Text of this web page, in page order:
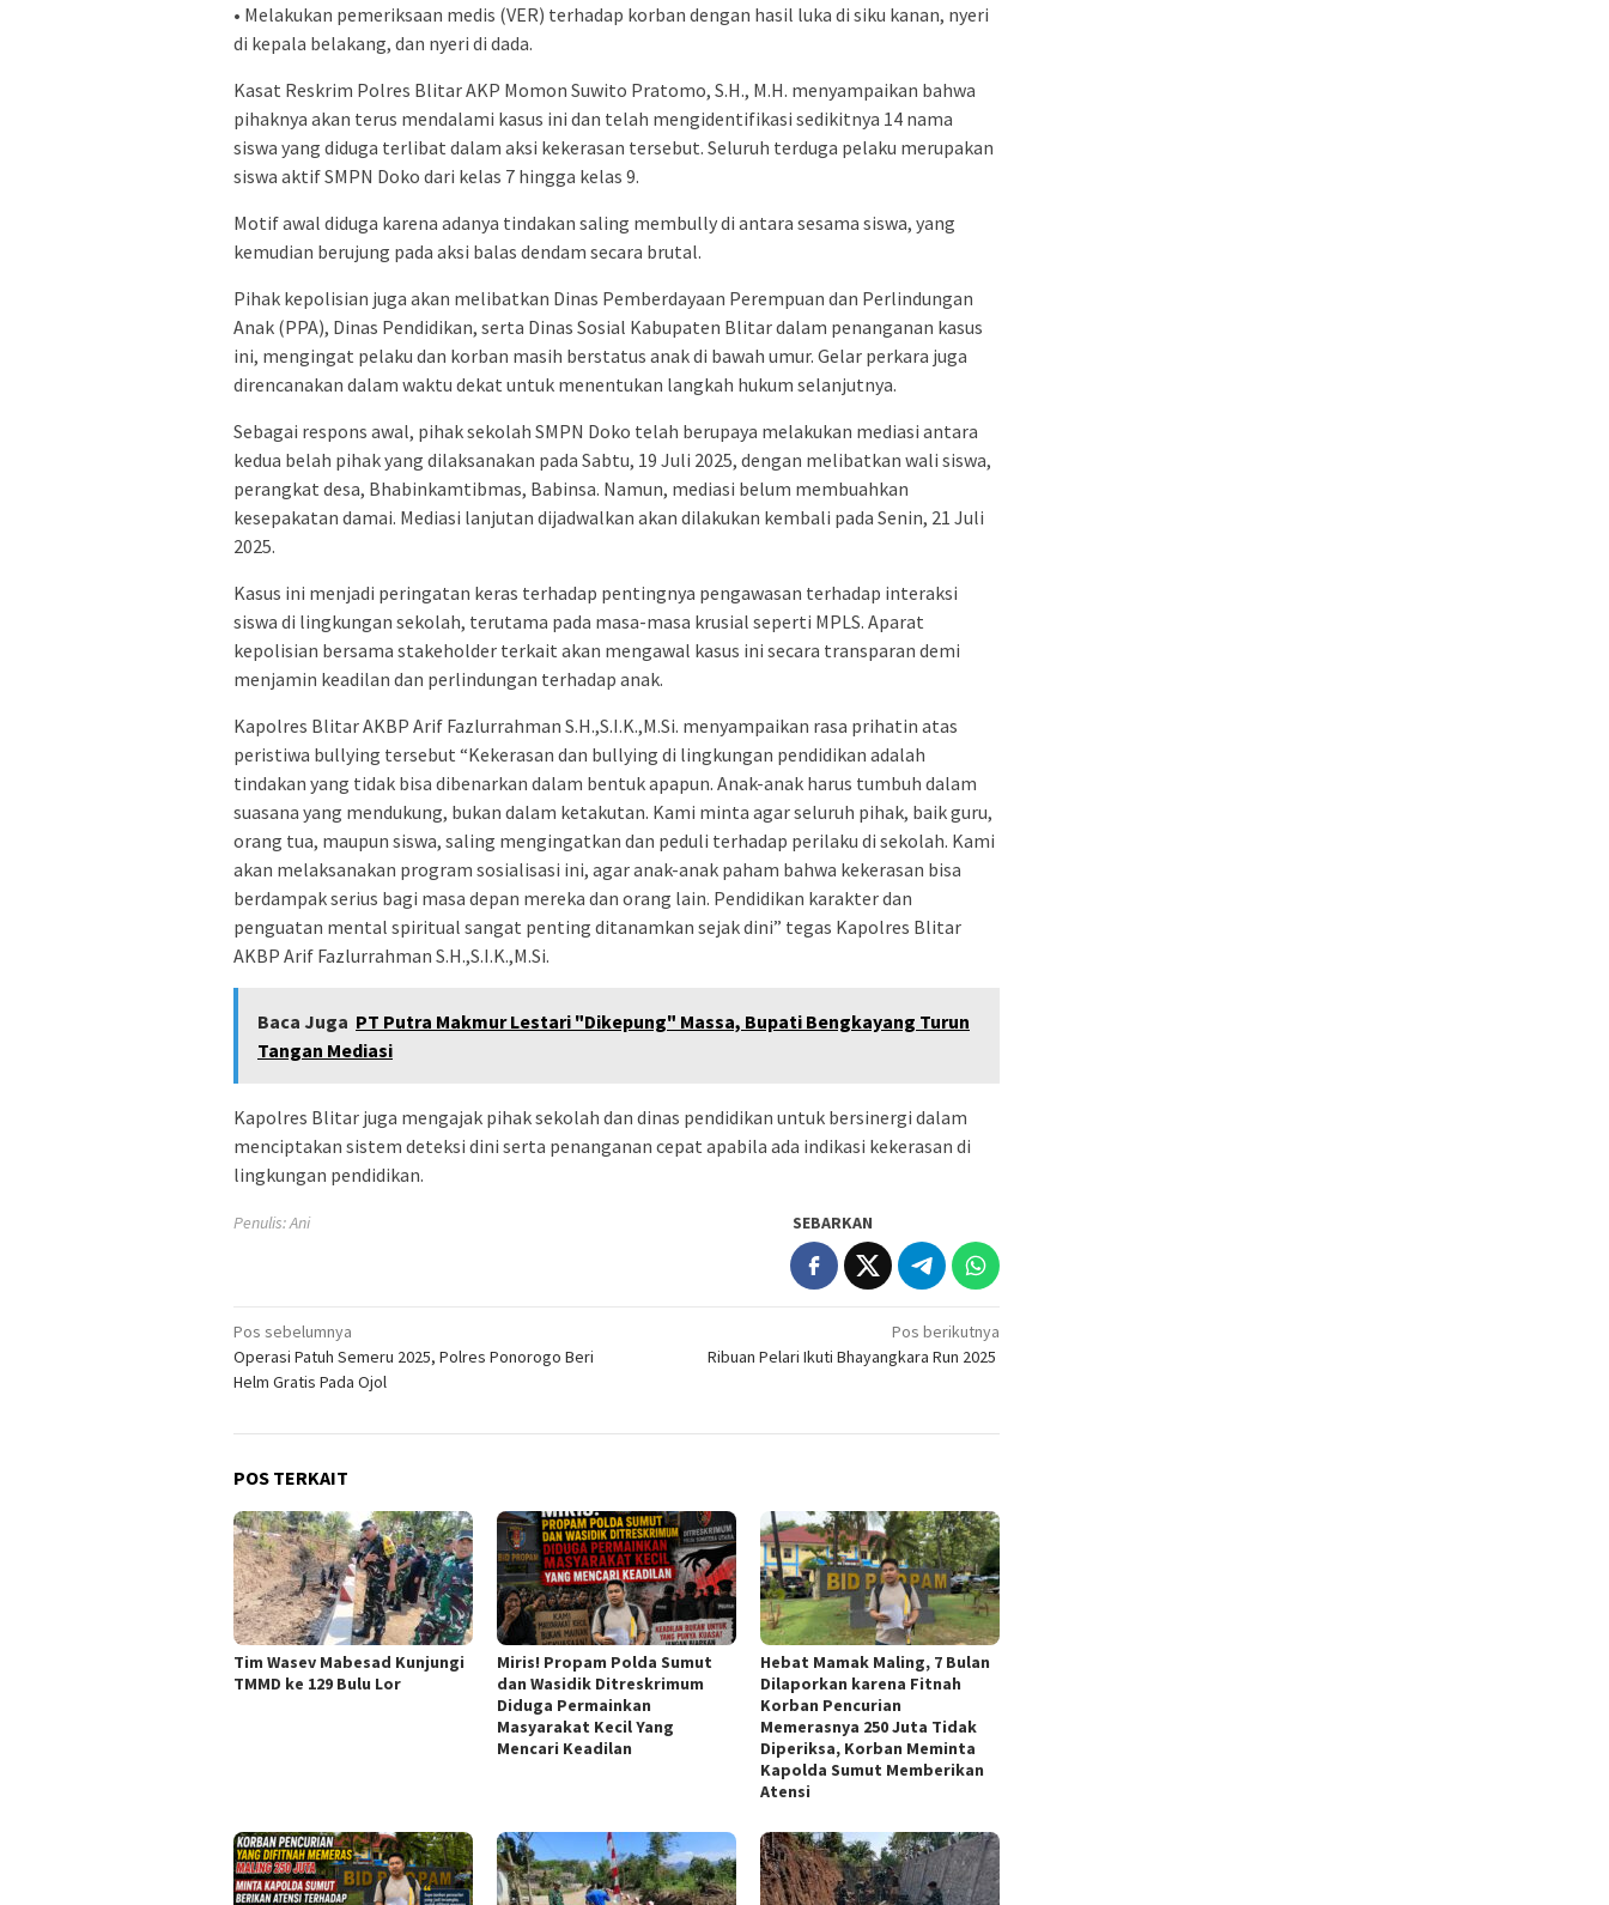
• Melakukan pemeriksaan medis (VER) terhadap korban dengan hasil luka di siku kanan, nyeri
di kepala belakang, dan nyeri di dada.
Kasat Reskrim Polres Blitar AKP Momon Suwito Pratomo, S.H., M.H. menyampaikan bahwa
pihaknya akan terus mendalami kasus ini dan telah mengidentifikasi sedikitnya 14 nama
siswa yang diduga terlibat dalam aksi kekerasan tersebut. Seluruh terduga pelaku merupakan
siswa aktif SMPN Doko dari kelas 7 hingga kelas 9.
Motif awal diduga karena adanya tindakan saling membully di antara sesama siswa, yang
kemudian berujung pada aksi balas dendam secara brutal.
Pihak kepolisian juga akan melibatkan Dinas Pemberdayaan Perempuan dan Perlindungan
Anak (PPA), Dinas Pendidikan, serta Dinas Sosial Kabupaten Blitar dalam penanganan kasus
ini, mengingat pelaku dan korban masih berstatus anak di bawah umur. Gelar perkara juga
direncanakan dalam waktu dekat untuk menentukan langkah hukum selanjutnya.
Sebagai respons awal, pihak sekolah SMPN Doko telah berupaya melakukan mediasi antara
kedua belah pihak yang dilaksanakan pada Sabtu, 19 Juli 2025, dengan melibatkan wali siswa,
perangkat desa, Bhabinkamtibmas, Babinsa. Namun, mediasi belum membuahkan
kesepakatan damai. Mediasi lanjutan dijadwalkan akan dilakukan kembali pada Senin, 21 Juli
2025.
Kasus ini menjadi peringatan keras terhadap pentingnya pengawasan terhadap interaksi
siswa di lingkungan sekolah, terutama pada masa-masa krusial seperti MPLS. Aparat
kepolisian bersama stakeholder terkait akan mengawal kasus ini secara transparan demi
menjamin keadilan dan perlindungan terhadap anak.
Kapolres Blitar AKBP Arif Fazlurrahman S.H.,S.I.K.,M.Si. menyampaikan rasa prihatin atas
peristiwa bullying tersebut “Kekerasan dan bullying di lingkungan pendidikan adalah
tindakan yang tidak bisa dibenarkan dalam bentuk apapun. Anak-anak harus tumbuh dalam
suasana yang mendukung, bukan dalam ketakutan. Kami minta agar seluruh pihak, baik guru,
orang tua, maupun siswa, saling mengingatkan dan peduli terhadap perilaku di sekolah. Kami
akan melaksanakan program sosialisasi ini, agar anak-anak paham bahwa kekerasan bisa
berdampak serius bagi masa depan mereka dan orang lain. Pendidikan karakter dan
penguatan mental spiritual sangat penting ditanamkan sejak dini” tegas Kapolres Blitar
AKBP Arif Fazlurrahman S.H.,S.I.K.,M.Si.
Baca Juga PT Putra Makmur Lestari "Dikepung" Massa, Bupati Bengkayang Turun
Tangan Mediasi
Kapolres Blitar juga mengajak pihak sekolah dan dinas pendidikan untuk bersinergi dalam
menciptakan sistem deteksi dini serta penanganan cepat apabila ada indikasi kekerasan di
lingkungan pendidikan.
Penulis: Ani SEBARKAN
Navigasi
pos
Pos sebelumnya
Operasi Patuh Semeru 2025, Polres Ponorogo Beri
Helm Gratis Pada Ojol
Pos berikutnya
Ribuan Pelari Ikuti Bhayangkara Run 2025
POS TERKAIT
Tim Wasev Mabesad Kunjungi
TMMD ke 129 Bulu Lor
Miris! Propam Polda Sumut
dan Wasidik Ditreskrimum
Diduga Permainkan
Masyarakat Kecil Yang
Mencari Keadilan
Hebat Mamak Maling, 7 Bulan
Dilaporkan karena Fitnah
Korban Pencurian
Memerasnya 250 Juta Tidak
Diperiksa, Korban Meminta
Kapolda Sumut Memberikan
Atensi